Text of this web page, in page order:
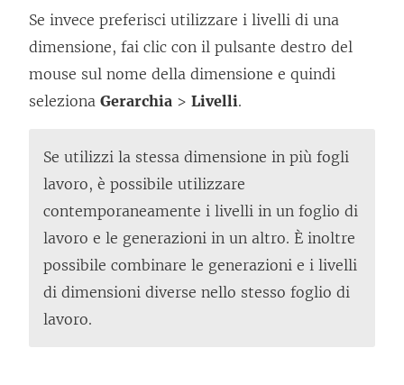
Se invece preferisci utilizzare i livelli di una
dimensione, fai clic con il pulsante destro del
mouse sul nome della dimensione e quindi
seleziona Gerarchia > Livelli.
Se utilizzi la stessa dimensione in più fogli
lavoro, è possibile utilizzare
contemporaneamente i livelli in un foglio di
lavoro e le generazioni in un altro. È inoltre
possibile combinare le generazioni e i livelli
di dimensioni diverse nello stesso foglio di
lavoro.